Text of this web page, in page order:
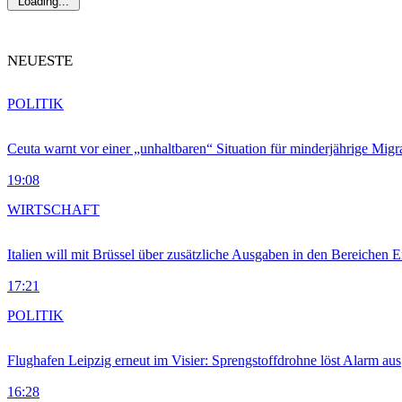
NEUESTE
Ceuta warnt vor einer „unhaltbaren“ Situation für minderjährige
19:08
POLITIK
Italien will mit Brüssel über zusätzliche Ausgaben in den Bereichen
17:21
WIRTSCHAFT
Flughafen Leipzig erneut im Visier: Sprengstoffdrohne löst Alarm aus
16:28
POLITIK